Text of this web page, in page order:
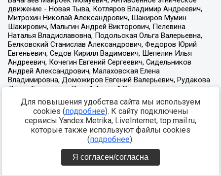
Для повышения удобства сайта мы используем
cookies (подробнее). К сайту подключены
сервисы Yandex.Metrika, LiveInternet, top.mail.ru,
которые также используют файлы cookies
(подробнее).
Я согласен/согласна